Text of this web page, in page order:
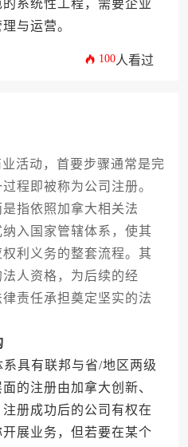
系统性工程，需要企业
与运营。
100人看过
动，首要步骤通常是完
程即被称为公司注册。
指依照加拿大相关法
入国家管辖体系，使其
利义务的整套流程。其
人资格，为后续的经
责任承担奠定坚实的法
具有联邦与省/地区两级
的注册由加拿大创新、
册成功后的公司有权在
展业务，但若要在某个